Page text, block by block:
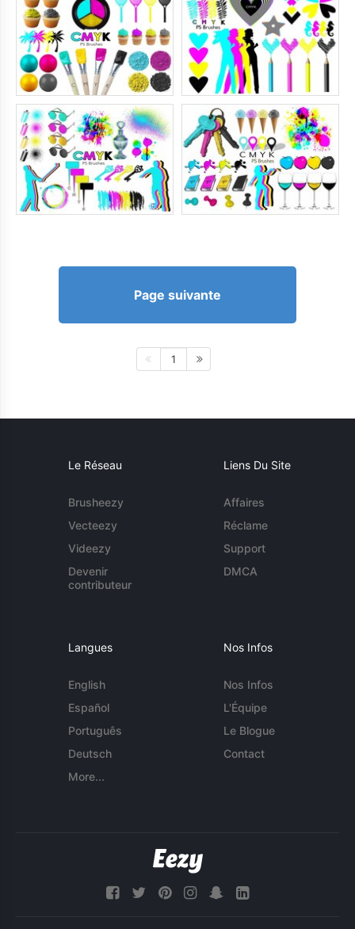
Page suivante
1
Le Réseau
Brusheezy
Vecteezy
Videezy
Devenir
contributeur
Liens Du Site
Affaires
Réclame
Support
DMCA
Langues
English
Español
Português
Deutsch
More...
Nos Infos
Nos Infos
L'Équipe
Le Blogue
Contact